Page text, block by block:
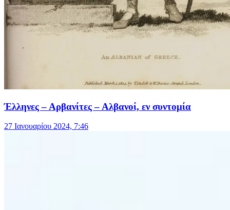
Έλληνες – Αρβανίτες – Αλβανοί, εν συντομία
27 Ιανουαρίου 2024, 7:46